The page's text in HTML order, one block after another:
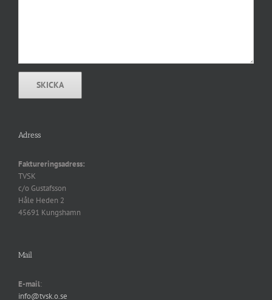
Adress
Faktureringsadress:
TVSK
c/o Gustafsson
Håle Heden 2
45691 Kungshamn
Mail
E-mail:
info@tvsk.o.se